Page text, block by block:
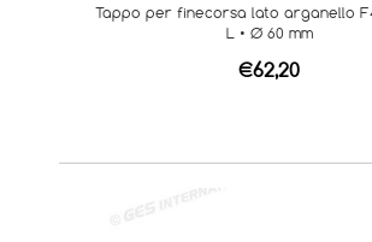
Tappo per finecorsa lato arganello
L • Ø 60 mm
€62,20